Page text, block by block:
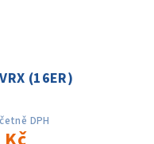
(16ER)
DPH